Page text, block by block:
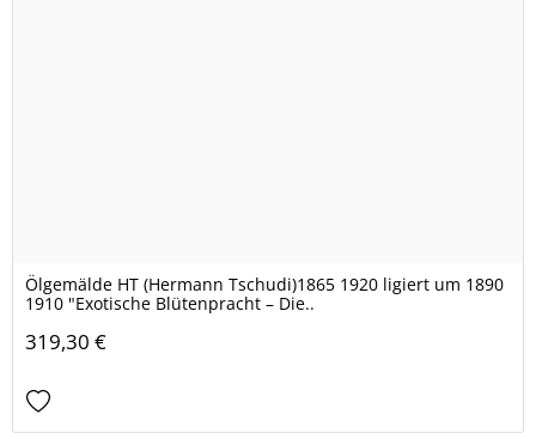
Ölgemälde HT (Hermann Tschudi)1865 1920 ligiert um 1890
1910 "Exotische Blütenpracht – Die..
319,30 €